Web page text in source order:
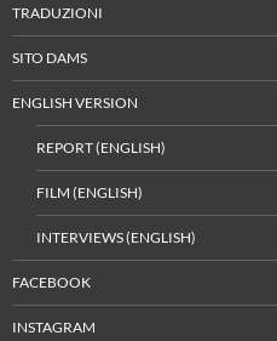
TRADUZIONI
SITO DAMS
ENGLISH VERSION
REPORT (ENGLISH)
FILM (ENGLISH)
INTERVIEWS (ENGLISH)
FACEBOOK
INSTAGRAM